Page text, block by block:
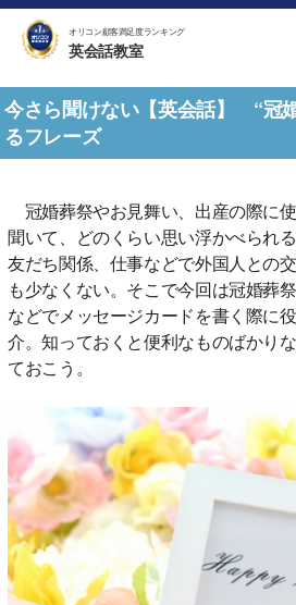
オリコン顧客満足度ランキング
英会話教室
今さら聞けない【英会話】 “冠
るフレーズ
冠婚葬祭やお見舞い、出産の際に
聞いて、どのくらい思い浮かべられ
友だち関係、仕事などで外国人との
も少なくない。そこで今回は冠婚葬
などでメッセージカードを書く際に
介。知っておくと便利なものばかり
ておこう。